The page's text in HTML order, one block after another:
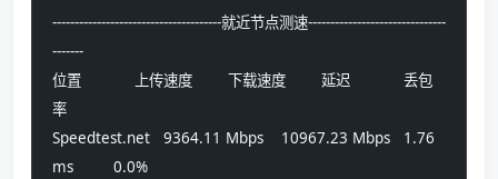
--------------------------------------就近节点测速-------------------------------
-------
位置            上传速度        下载速度        延迟            丢包
率
Speedtest.net   9364.11 Mbps    10967.23 Mbps   1.76
ms         0.0%